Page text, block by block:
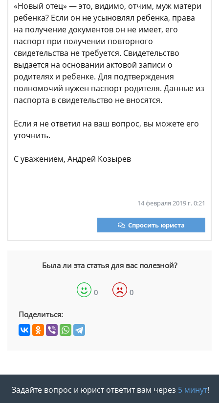
«Новый отец» — это, видимо, отчим, муж матери
ребенка? Если он не усыновлял ребенка, права
на получение документов он не имеет, его
паспорт при получении повторного
свидетельства не требуется. Свидетельство
выдается на основании актовой записи о
родителях и ребенке. Для подтверждения
полномочий нужен паспорт родителя. Данные из
паспорта в свидетельство не вносятся.
Если я не ответил на ваш вопрос, вы можете его
уточнить.
С уважением, Андрей Козырев
14 февраля 2019 г. 0:21
Спросить юриста
Была ли эта статья для вас полезной?
0 0
Поделиться:
Задайте вопрос и юрист ответит вам через 5 минут!